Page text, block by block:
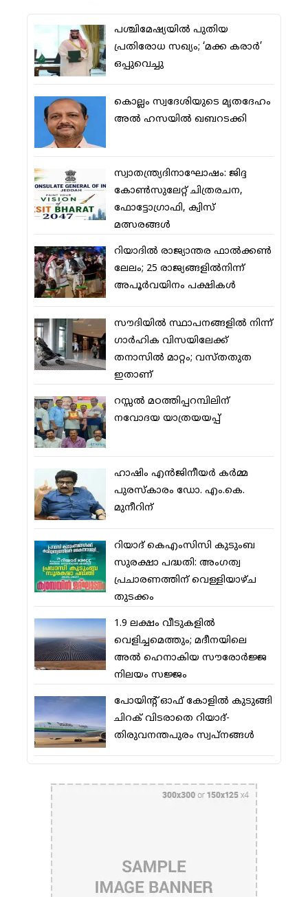
പശ്ചിമേഷ്യയില്‍ പുതിയ
പ്രതിരോധ സഖ്യം; ‘മക്ക കരാര്‍’
ഒപ്പുവെച്ചു
കൊല്ലം സ്വദേശിയുടെ മൃതദേഹം
അല്‍ ഹസയില്‍ ഖബറടക്കി
സ്വാതന്ത്ര്യദിനാഘോഷം: ജിദ്ദ
കോണ്‍സുലേറ്റ് ചിത്രരചന,
ഫോട്ടോഗ്രാഫി, ക്വിസ്
മത്സരങ്ങള്‍
റിയാദില്‍ രാജ്യാന്തര ഫാല്‍ക്കണ്‍
ലേലം; 25 രാജ്യങ്ങളില്‍നിന്ന്
അപൂര്‍വയിനം പക്ഷികള്‍
സൗദിയില്‍ സ്ഥാപനങ്ങളില്‍ നിന്ന്
ഗാര്‍ഹിക വിസയിലേക്ക്
തനാസില്‍ മാറ്റം; വസ്തതുത
ഇതാണ്
റസ്സല്‍ മഠത്തിപ്പറമ്പിലിന്
നവോദയ യാത്രയയപ്പ്
ഹാഷിം എന്‍ജിനീയര്‍ കര്‍മ്മ
പുരസ്‌കാരം ഡോ. എം.കെ.
മുനീറിന്
റിയാദ് കെഎംസിസി കുടുംബ
സുരക്ഷാ പദ്ധതി: അംഗത്വ
പ്രചാരണത്തിന് വെള്ളിയാഴ്ച
തുടക്കം
1.9 ലക്ഷം വീടുകളില്‍
വെളിച്ചമെത്തും; മദീനയിലെ
അല്‍ ഹെനാകിയ സൗരോര്‍ജ്ജ
നിലയം സജ്ജം
പോയിന്റ് ഓഫ് കോളില്‍ കുടുങ്ങി
ചിറക് വിടരാതെ റിയാദ്-
തിരുവനന്തപുരം സ്വപ്നങ്ങള്‍